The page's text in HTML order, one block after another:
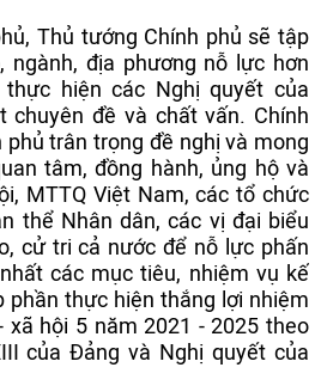
Thủ tướng Chính phủ sẽ tập
ngành, địa phương nỗ lực hơn
hiện các Nghị quyết của
chuyên đề và chất vấn. Chính
phủ trân trọng đề nghị và mong
tâm, đồng hành, ủng hộ và
MTTQ Việt Nam, các tổ chức
thể Nhân dân, các vị đại biểu
cử tri cả nước để nỗ lực phấn
các mục tiêu, nhiệm vụ kế
phần thực hiện thắng lợi nhiệm
hội 5 năm 2021 - 2025 theo
của Đảng và Nghị quyết của